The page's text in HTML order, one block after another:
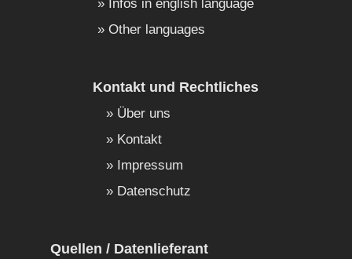
Infos in english language
Other languages
Kontakt und Rechtliches
Über uns
Kontakt
Impressum
Datenschutz
Quellen / Datenlieferant